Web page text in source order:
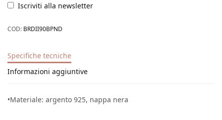
Iscriviti alla newsletter
COD: BRDII90BPND
Specifiche tecniche
Informazioni aggiuntive
•Materiale: argento 925, nappa nera